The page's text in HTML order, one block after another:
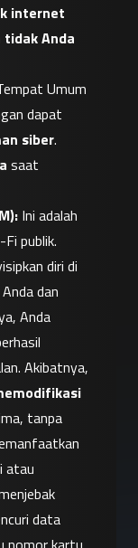
internet
Anda
Umum
dapat
siber.
saat
Ini adalah
publik.
diri di
dan
Anda
Akibatnya,
tanpa
atau
data